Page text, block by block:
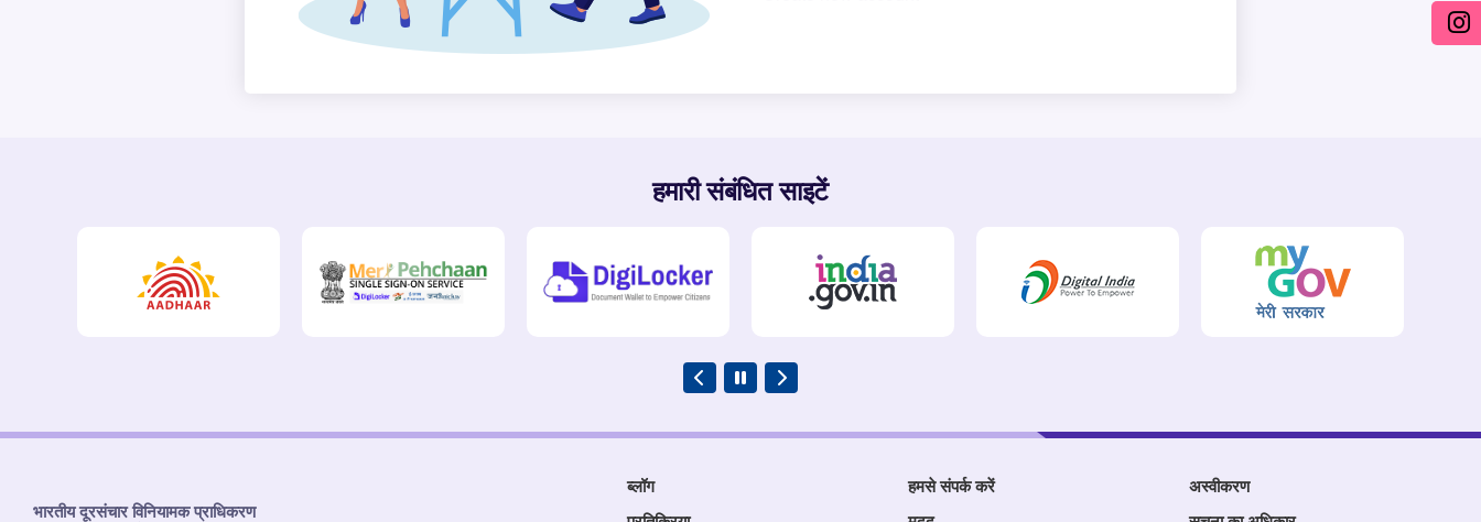
हमारी संबंधित साइटें
भारतीय दूरसंचार विनियामक प्राधिकरण
ब्लॉग हमसे संपर्क करें अस्वीकरण